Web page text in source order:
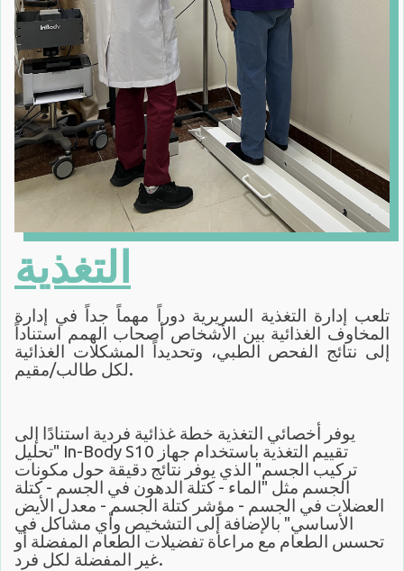
التغذية
تلعب إدارة التغذية السريرية دوراً مهماً جداً في إدارة
المخاوف الغذائية بين الأشخاص أصحاب الهمم استناداً
إلى نتائج الفحص الطبي، وتحديداً المشكلات الغذائية
لكل طالب/مقيم.
يوفر أخصائي التغذية خطة غذائية فردية استنادًا إلى
تقييم التغذية باستخدام جهاز In-Body S10 "تحليل
تركيب الجسم" الذي يوفر نتائج دقيقة حول مكونات
الجسم مثل "الماء - كتلة الدهون في الجسم - كتلة
العضلات في الجسم - مؤشر كتلة الجسم - معدل الأيض
الأساسي" بالإضافة إلى التشخيص وأي مشاكل في
تحسس الطعام مع مراعاة تفضيلات الطعام المفضلة أو
غير المفضلة لكل فرد.